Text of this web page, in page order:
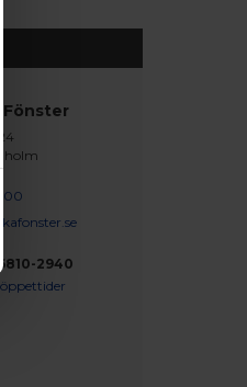
Fönster
00
2940